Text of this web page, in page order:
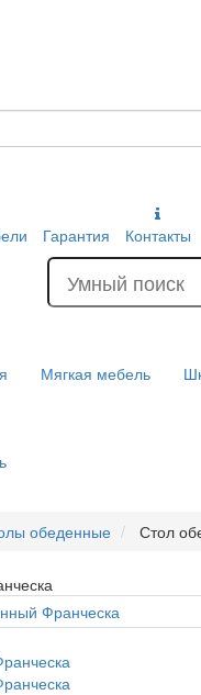
Гарантия Контакты
Мягкая мебель
обеденные Стол